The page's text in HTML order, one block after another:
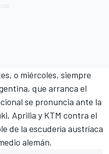
o miércoles, siempre
, que arranca el
se pronuncia ante la
Aprilia y KTM contra el
de la escudería austríaca
alemán.